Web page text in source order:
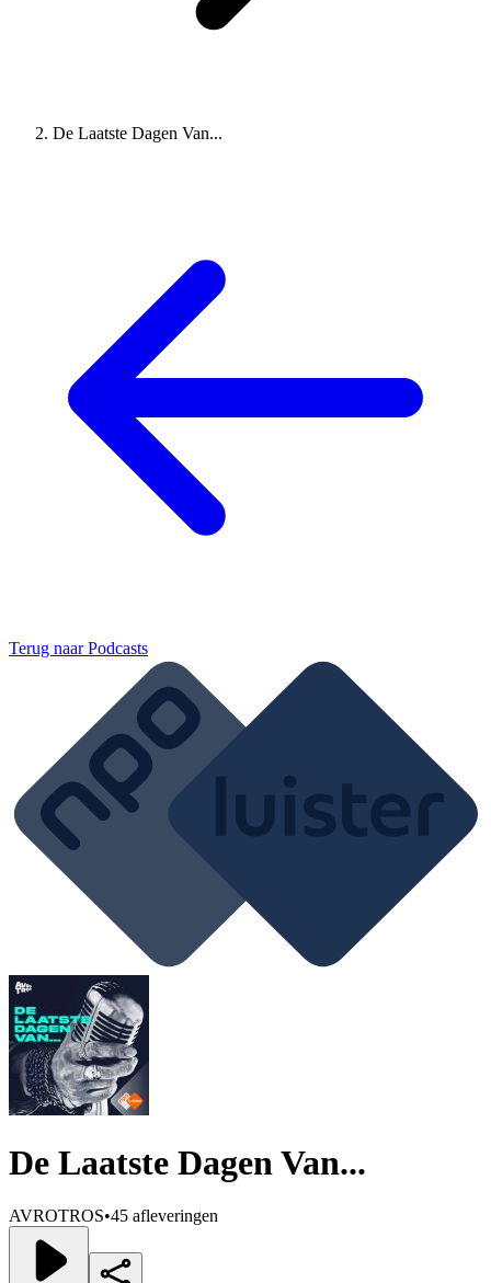
De Laatste Dagen Van...
Terug naarPodcasts
De Laatste Dagen Van...
AVROTROS•45 afleveringen